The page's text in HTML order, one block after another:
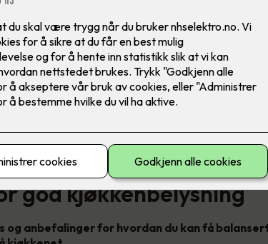
god kjøkkenbelysning
og anbefalinger for hvordan du kan få